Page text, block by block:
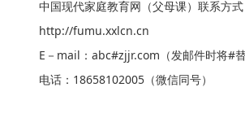
中国现代家庭教育网（父母课）联系方式
http://fumu.xxlcn.cn
E－mail：abc#zjjr.com（发邮件时将#替
电话：18658102005（微信同号）